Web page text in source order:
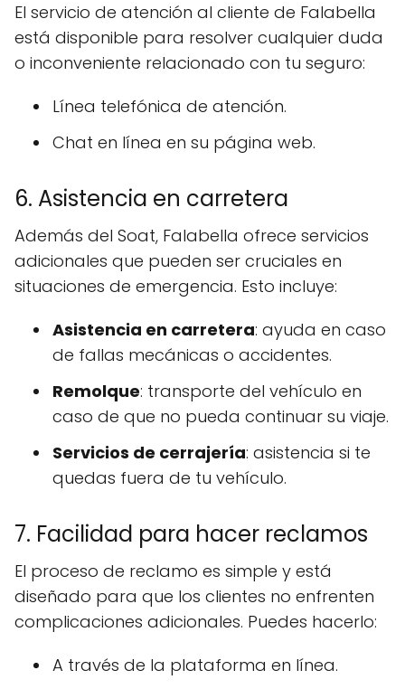
El servicio de atención al cliente de Falabella
está disponible para resolver cualquier duda
o inconveniente relacionado con tu seguro:
Línea telefónica de atención.
Chat en línea en su página web.
6. Asistencia en carretera
Además del Soat, Falabella ofrece servicios
adicionales que pueden ser cruciales en
situaciones de emergencia. Esto incluye:
Asistencia en carretera: ayuda en caso
de fallas mecánicas o accidentes.
Remolque: transporte del vehículo en
caso de que no pueda continuar su viaje.
Servicios de cerrajería: asistencia si te
quedas fuera de tu vehículo.
7. Facilidad para hacer reclamos
El proceso de reclamo es simple y está
diseñado para que los clientes no enfrenten
complicaciones adicionales. Puedes hacerlo:
A través de la plataforma en línea.